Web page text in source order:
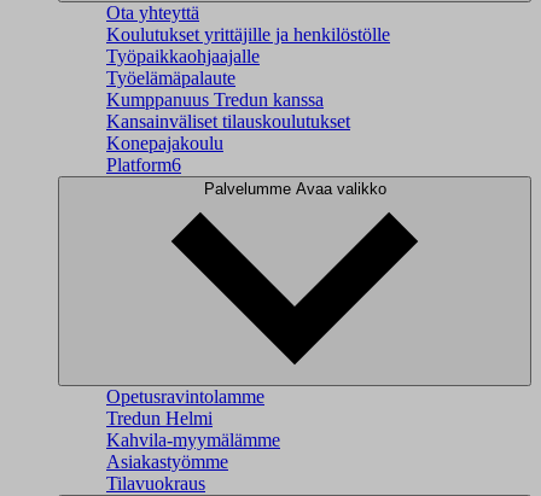
Ota yhteyttä
Koulutukset yrittäjille ja henkilöstölle
Työpaikkaohjaajalle
Työelämäpalaute
Kumppanuus Tredun kanssa
Kansainväliset tilauskoulutukset
Konepajakoulu
Platform6
Palvelumme Avaa valikko
Opetusravintolamme
Tredun Helmi
Kahvila-myymälämme
Asiakastyömme
Tilavuokraus